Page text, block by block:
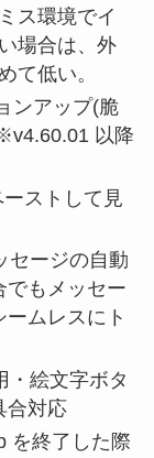
ス環境でイ
場合は、外
て低い。
ンアップ(脆
以降
ストして見
セージの自動
でもメッセー
ムレスにト
・絵文字ボタ
合対応
を終了した際